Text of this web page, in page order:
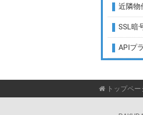
近隣物
SSL暗
APIプ
トップペー